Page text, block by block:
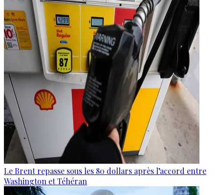
Le Brent repasse sous les 80 dollars après l’accord entre
Washington et Téhéran